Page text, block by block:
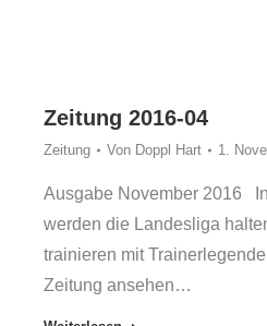
Zeitung 2016-04
Zeitung Von Doppl Hart 1.
Ausgabe November 2016
werden die Landesliga
trainieren mit
Zeitung ansehen…